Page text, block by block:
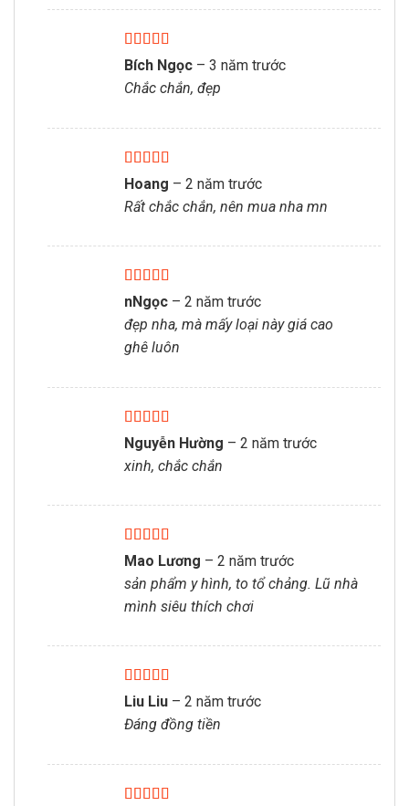
Được xếp
hạng 55 sao
Bích Ngọc – 3 năm trước
Chắc chắn, đẹp
Được xếp
hạng55 sao
Hoang – 2 năm trước
Rất chắc chắn, nên mua nha mn
Được xếp
hạng55 sao
nNgọc – 2 năm trước
đẹp nha, mà mấy loại này giá cao
ghê luôn
Được xếp
hạng55 sao
Nguyễn Hường – 2 năm trước
xinh, chắc chắn
Được xếp
hạng 55 sao
Mao Lương – 2 năm trước
sản phẩm y hình, to tổ chảng. Lũ nhà
mình siêu thích chơi
Được xếp
hạng55 sao
Liu Liu – 2 năm trước
Đáng đồng tiền